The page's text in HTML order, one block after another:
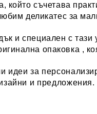
който съчетава
деликатес за
и специален с
опаковка ,
идеи за
и